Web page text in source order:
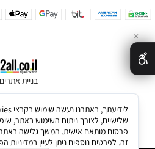
בניית אתרים
✕
שלישיים, לצורך ניתוח השימוש באתר,
פרסום מותאם אישית. המשך גלישה
זה. לפרטים נוספים ניתן לעיין במדיניות